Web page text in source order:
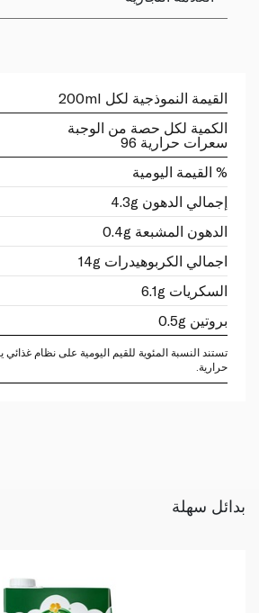
القيمة النموذجية لكل 200ml
الكمية لكل حصة من الوجبة
سعرات حرارية 96
% القيمة اليومية
إجمالي الدهون 4.3g
الدهون المشبعة 0.4g
اجمالي الكربوهيدرات 14g
السكريات 6.1g
بروتين 0.5g
حرارية.
بدائل سهلة